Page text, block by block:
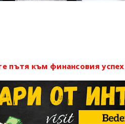
пътя към финансовия